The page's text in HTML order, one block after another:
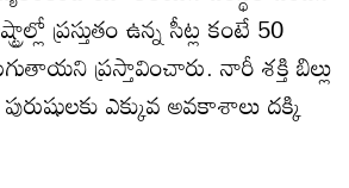
ప్రస్తుతం ఉన్న సీట్ల కంటే 50
ప్రస్తావించారు. నారీ శక్తి బిల్లు
ఎక్కువ అవకాశాలు దక్కి